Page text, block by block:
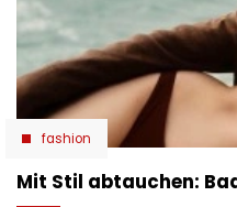
fashion
Mit Stil abtauchen: